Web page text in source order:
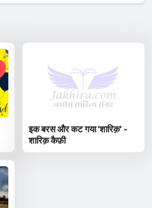
इक बरस और कट गया 'शारिक़' -
शारिक़ कैफ़ी